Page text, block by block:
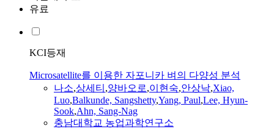
유료
KCI등재
Microsatellite를 이용한 자포니카 벼의 다양성 분석
나소,상세티 ,양바오로,이현숙,안상낙,Xiao,
Luo,Balkunde, Sangshetty,Yang, Paul,Lee, Hyun-
Sook,Ahn, Sang-Nag
충남대학교 농업과학연구소